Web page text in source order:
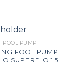
POOL PUMP
POOL PUMP
SUPERFLO 1.5